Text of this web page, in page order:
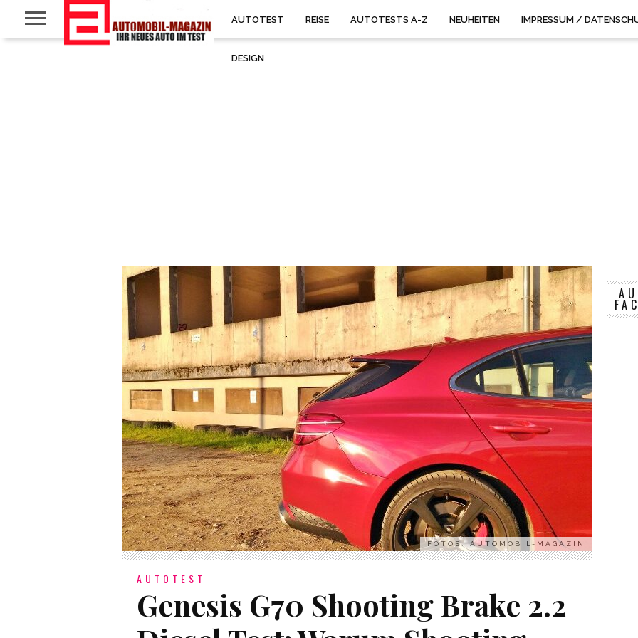
AUTOTEST REISE AUTOTESTS A-Z NEUHEITEN IMPRESSUM /
DESIGN
FOTOS: AUTOMOBIL-MAGAZIN
AUTOTEST
Genesis G70 Shooting Brake 2.2